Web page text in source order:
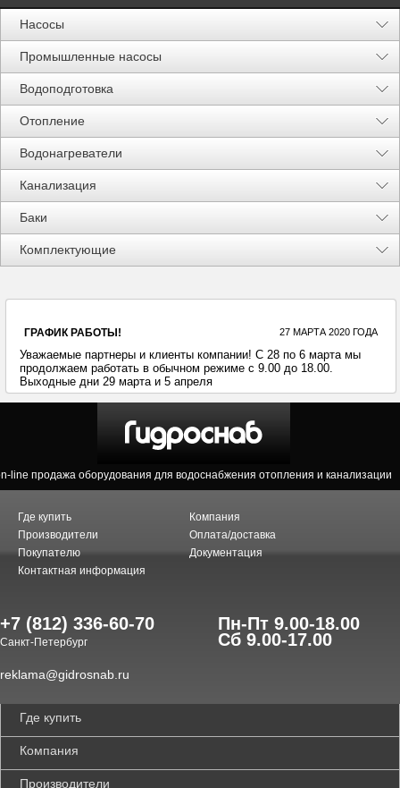
Насосы
Промышленные насосы
Водоподготовка
Отопление
Водонагреватели
Канализация
Баки
Комплектующие
Акции %
ГРАФИК РАБОТЫ! 27 МАРТА 2020 ГОДА
Уважаемые партнеры и клиенты компании! С 28 по 6 марта мы
продолжаем работать в обычном режиме с 9.00 до 18.00.
Выходные дни 29 марта и 5 апреля
line продажа оборудования для водоснабжения отопления и канализации
Где купить
Компания
Производители
Оплата/доставка
Покупателю
Документация
Контактная информация
+7 (812) 336-60-70
Санкт-Петербург
Пн-Пт 9.00-18.00
Сб 9.00-17.00
reklama@gidrosnab.ru
Где купить
Компания
Производители